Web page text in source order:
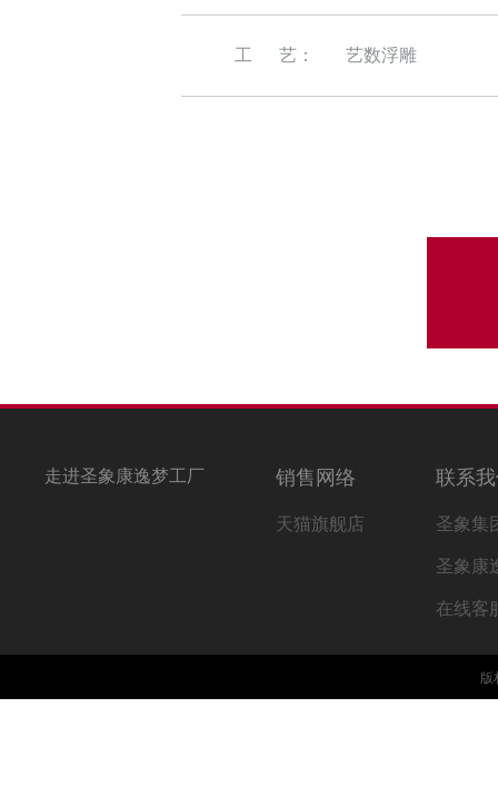
工 艺： 艺数浮雕
走进圣象康逸梦工厂 销售网络
天猫旗舰店
联系
圣象集
圣象康
在线客
版